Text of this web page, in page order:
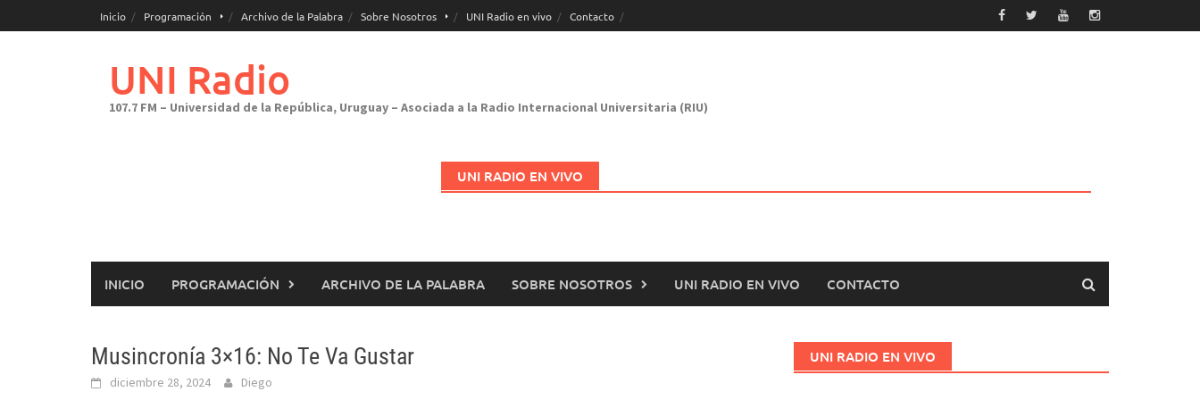
al
Inicio Programación Archivo de la Palabra Sobre Nosotros UNI Radio en vivo Contacto
UNI Radio
107.7 FM – Universidad de la República, Uruguay – Asociada a la Radio Internacional Universitaria (RIU)
UNI RADIO EN VIVO
INICIO PROGRAMACIÓN ARCHIVO DE LA PALABRA SOBRE NOSOTROS UNI RADIO EN VIVO CONTACTO
Musincronía 3×16: No Te Va Gustar
diciembre 28, 2024 Diego
UNI RADIO EN VIVO